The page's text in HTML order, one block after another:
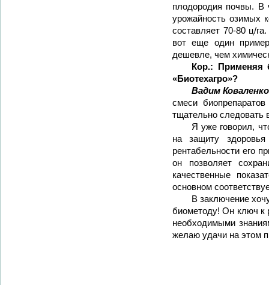
плодородия почвы. В
урожайность озимых
составляет 70-80 ц/
вот еще один
дешевле, чем
Кор.: Применяя
«Биотехагро»?
Вадим
смеси
тщательно следовать
Я уже говорил,
на защиту
рентабельности его
он позволяет
качественные
основном
В заключение
биометоду! Он ключ к
необходимыми
желаю удачи на этом